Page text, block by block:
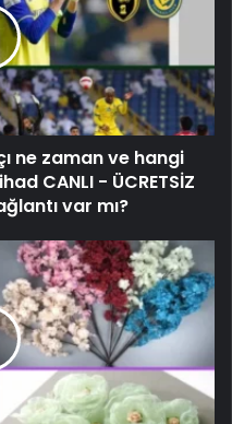
ne zaman ve hangi
CANLI - ÜCRETSİZ
var mı?